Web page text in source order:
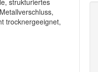
strukturiertes
trocknergeeignet,